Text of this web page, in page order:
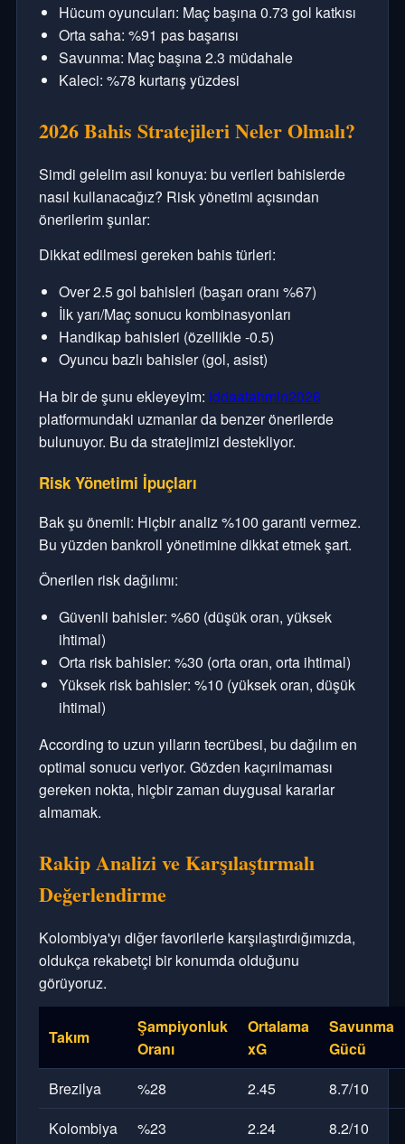
Hücum oyuncuları: Maç başına 0.73 gol katkısı
Orta saha: %91 pas başarısı
Savunma: Maç başına 2.3 müdahale
Kaleci: %78 kurtarış yüzdesi
2026 Bahis Stratejileri Neler Olmalı?
Simdi gelelim asıl konuya: bu verileri bahislerde
nasıl kullanacağız? Risk yönetimi açısından
önerilerim şunlar:
Dikkat edilmesi gereken bahis türleri:
Over 2.5 gol bahisleri (başarı oranı %67)
İlk yarı/Maç sonucu kombinasyonları
Handikap bahisleri (özellikle -0.5)
Oyuncu bazlı bahisler (gol, asist)
Ha bir de şunu ekleyeyim: Iddaatahmin2026
platformundaki uzmanlar da benzer önerilerde
bulunuyor. Bu da stratejimizi destekliyor.
Risk Yönetimi İpuçları
Bak şu önemli: Hiçbir analiz %100 garanti vermez.
Bu yüzden bankroll yönetimine dikkat etmek şart.
Önerilen risk dağılımı:
Güvenli bahisler: %60 (düşük oran, yüksek
ihtimal)
Orta risk bahisler: %30 (orta oran, orta ihtimal)
Yüksek risk bahisler: %10 (yüksek oran, düşük
ihtimal)
According to uzun yılların tecrübesi, bu dağılım en
optimal sonucu veriyor. Gözden kaçırılmaması
gereken nokta, hiçbir zaman duygusal kararlar
almamak.
Rakip Analizi ve Karşılaştırmalı
Değerlendirme
Kolombiya'yı diğer favorilerle karşılaştırdığımızda,
oldukça rekabetçi bir konumda olduğunu
görüyoruz.
Takım
Şampiyonluk
Oranı
Ortalama
xG
Savunma
Gücü
Brezilya
%28 2.45
8.7/10
Kolombiya
%23 2.24 8.2/10